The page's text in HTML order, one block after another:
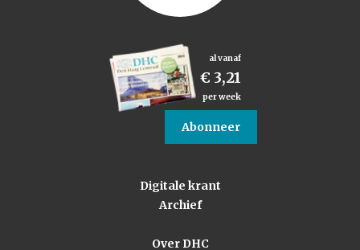
al vanaf
€ 3,21
per week
Abonneer
Digitale krant
Archief
Over DHC